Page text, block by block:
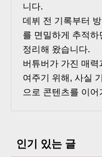
니다.
데뷔 전 기록부터
를 면밀하게 추적
정리해 왔습니다.
버튜버가 가진 매
여주기 위해, 사실
으로 콘텐츠를 이어
인기 있는 글